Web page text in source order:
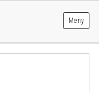
Meny